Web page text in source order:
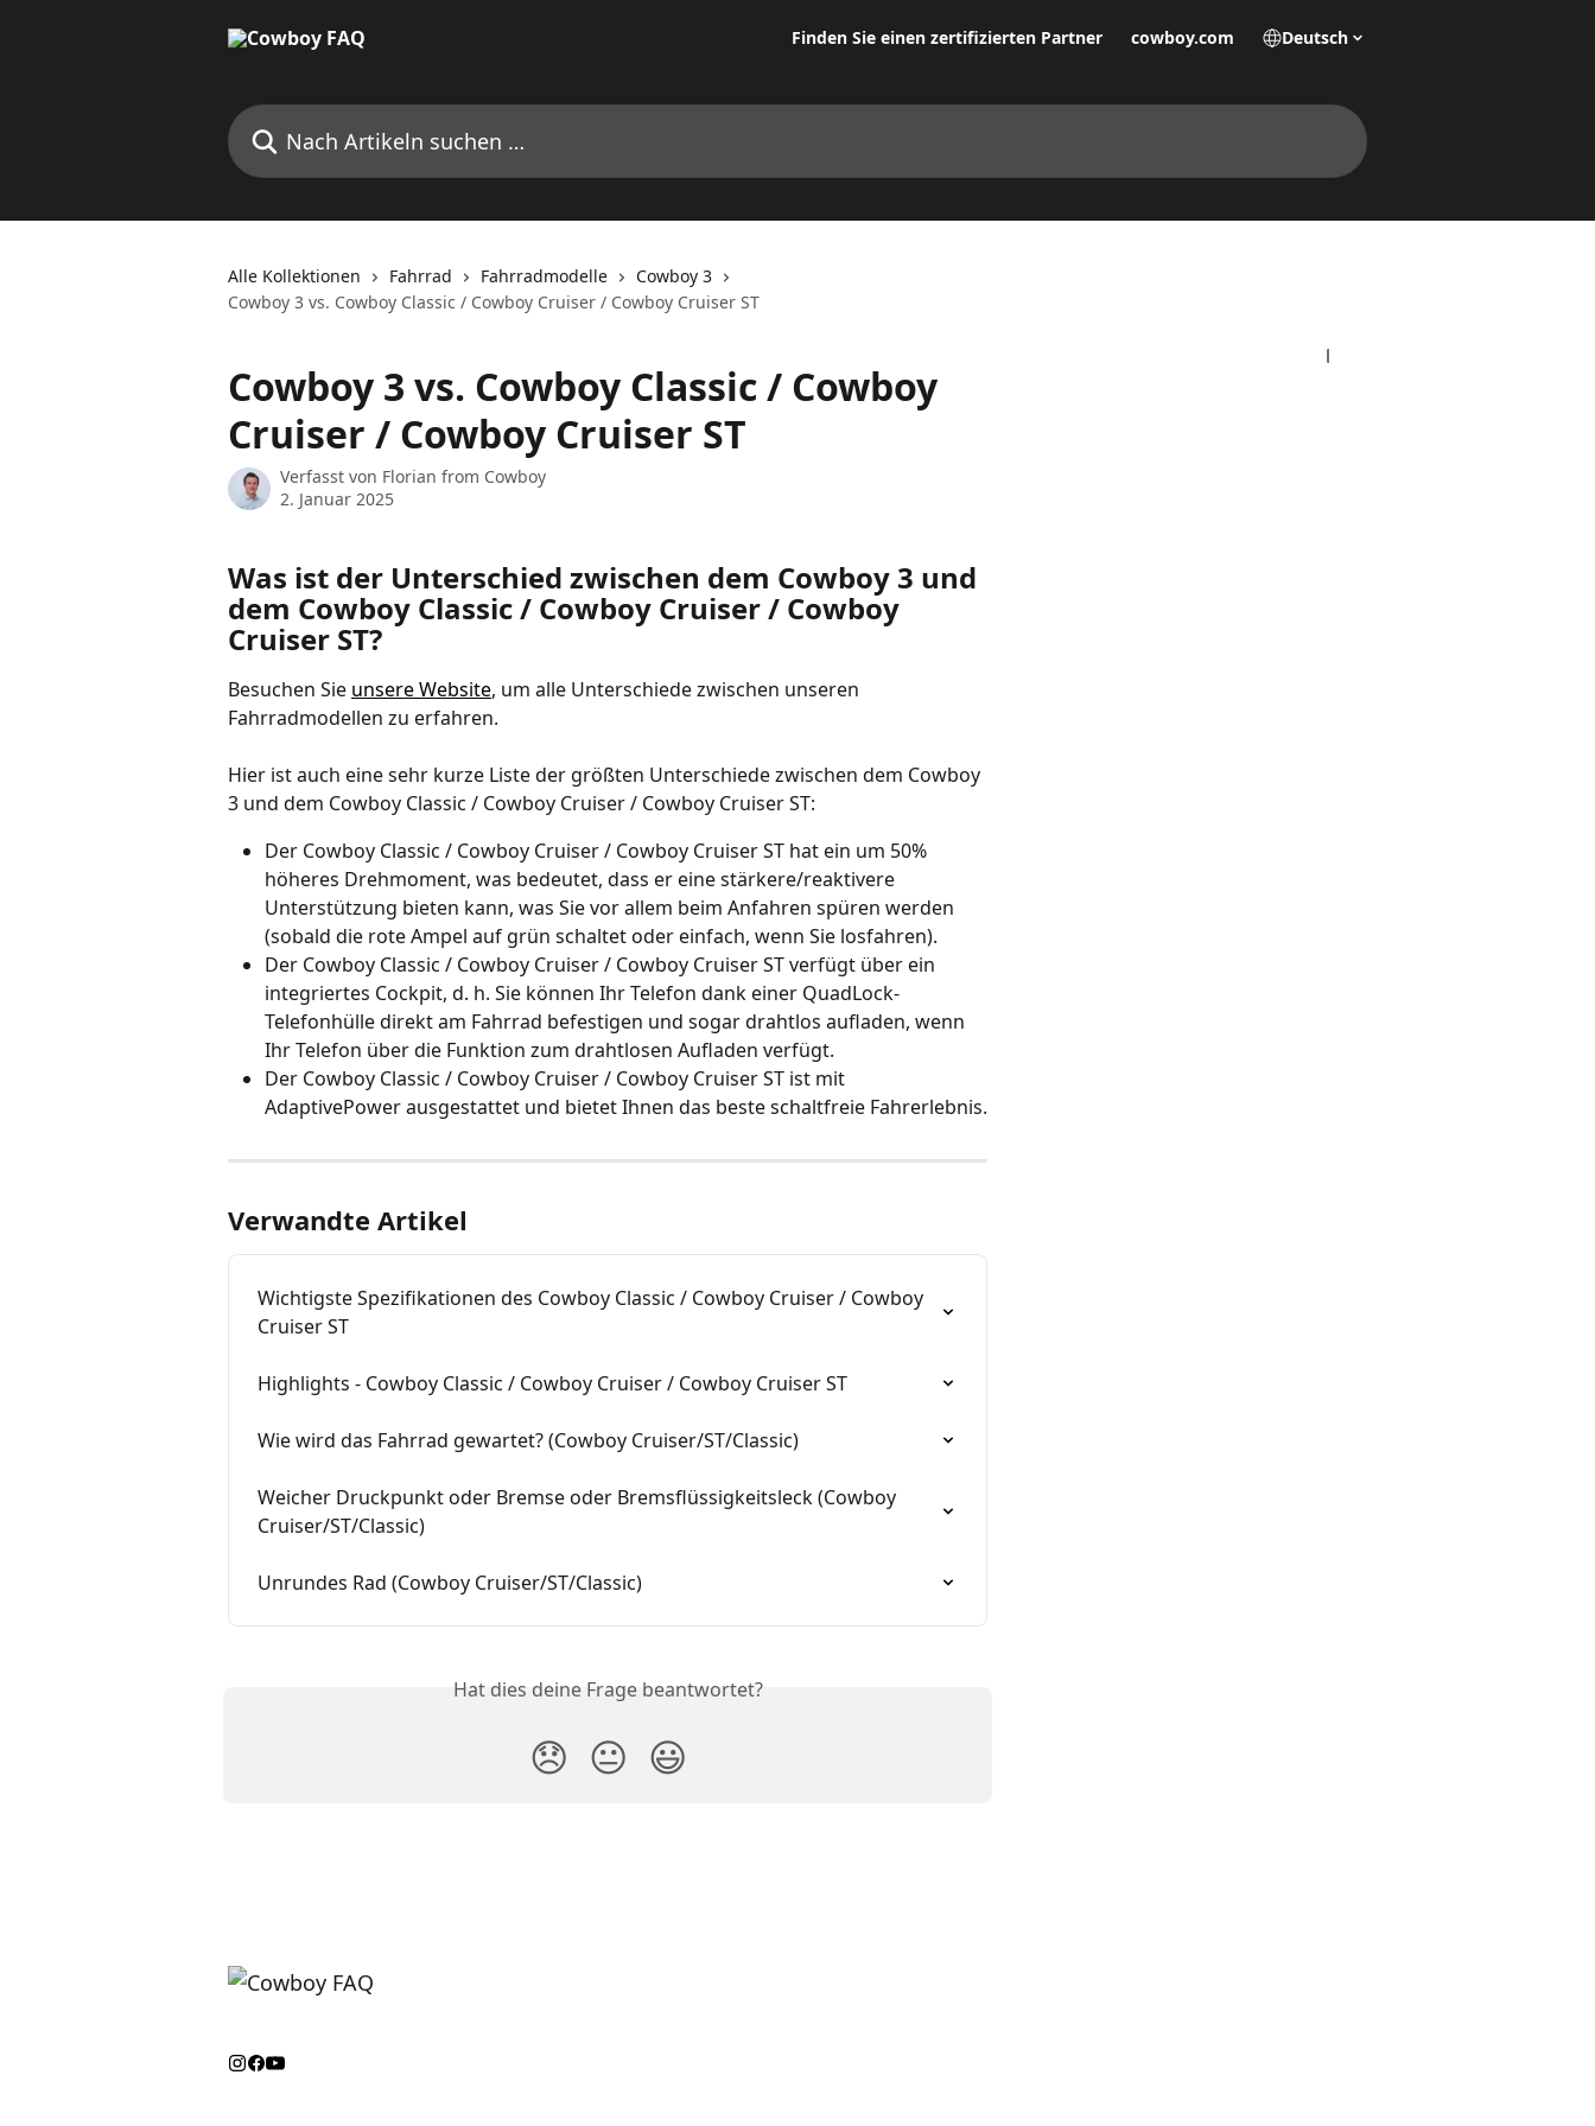
Finden Sie einen zertifizierten Partner cowboy.com Deutsch
Nach Artikeln suchen …
Alle Kollektionen Fahrrad Fahrradmodelle
Cowboy 3
Cowboy 3 vs. Cowboy Classic / Cowboy Cruiser / Cowboy Cruiser ST
Cowboy 3 vs. Cowboy Classic / Cowboy
Cruiser / Cowboy Cruiser ST
Verfasst von Florian from Cowboy
2. Januar 2025
Was ist der Unterschied zwischen dem Cowboy 3 und
dem Cowboy Classic / Cowboy Cruiser / Cowboy
Cruiser ST?
Besuchen Sie unsere Website, um alle Unterschiede zwischen unseren
Fahrradmodellen zu erfahren.
Hier ist auch eine sehr kurze Liste der größten Unterschiede zwischen dem Cowboy
3 und dem Cowboy Classic / Cowboy Cruiser / Cowboy Cruiser ST:
Der Cowboy Classic / Cowboy Cruiser / Cowboy Cruiser ST hat ein um 50%
höheres Drehmoment, was bedeutet, dass er eine stärkere/reaktivere
Unterstützung bieten kann, was Sie vor allem beim Anfahren spüren werden
(sobald die rote Ampel auf grün schaltet oder einfach, wenn Sie losfahren).
Der Cowboy Classic / Cowboy Cruiser / Cowboy Cruiser ST verfügt über ein
integriertes Cockpit, d. h. Sie können Ihr Telefon dank einer QuadLock-
Telefonhülle direkt am Fahrrad befestigen und sogar drahtlos aufladen, wenn
Ihr Telefon über die Funktion zum drahtlosen Aufladen verfügt.
Der Cowboy Classic / Cowboy Cruiser / Cowboy Cruiser ST ist mit
AdaptivePower ausgestattet und bietet Ihnen das beste schaltfreie Fahrerlebnis.
Verwandte Artikel
Wichtigste Spezifikationen des Cowboy Classic / Cowboy Cruiser / Cowboy
Cruiser ST
Highlights - Cowboy Classic / Cowboy Cruiser / Cowboy Cruiser ST
Wie wird das Fahrrad gewartet? (Cowboy Cruiser/ST/Classic)
Weicher Druckpunkt oder Bremse oder Bremsflüssigkeitsleck (Cowboy
Cruiser/ST/Classic)
Unrundes Rad (Cowboy Cruiser/ST/Classic)
Hat dies deine Frage beantwortet?
😞 😐 😃